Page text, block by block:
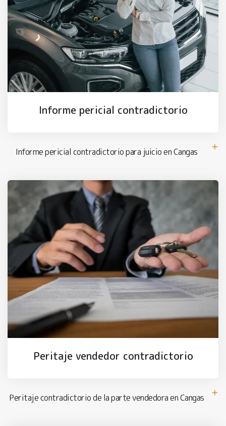
Informe pericial contradictorio
Informe pericial contradictorio para juicio en Cangas
Peritaje vendedor contradictorio
Peritaje contradictorio de la parte vendedora en Cangas